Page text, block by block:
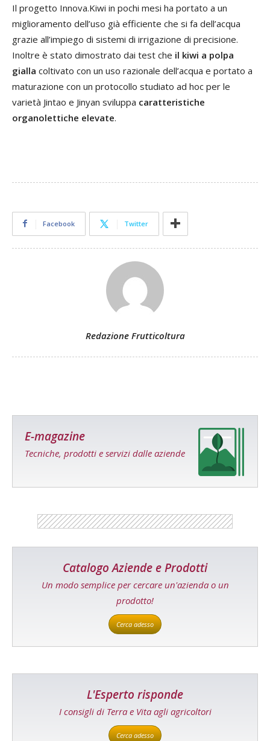
Il progetto Innova.Kiwi in pochi mesi ha portato a un
miglioramento dell’uso già efficiente che si fa dell’acqua
grazie all’impiego di sistemi di irrigazione di precisione.
Inoltre è stato dimostrato dai test che il kiwi a polpa
gialla coltivato con un uso razionale dell’acqua e portato a
maturazione con un protocollo studiato ad hoc per le
varietà Jintao e Jinyan sviluppa caratteristiche
organolettiche elevate.
Facebook Twitter
Redazione Frutticoltura
E-magazine
Tecniche, prodotti e servizi dalle aziende
Catalogo Aziende e Prodotti
Un modo semplice per cercare un'azienda o un
prodotto!
Cerca adesso
L'Esperto risponde
I consigli di Terra e Vita agli agricoltori
Cerca adesso